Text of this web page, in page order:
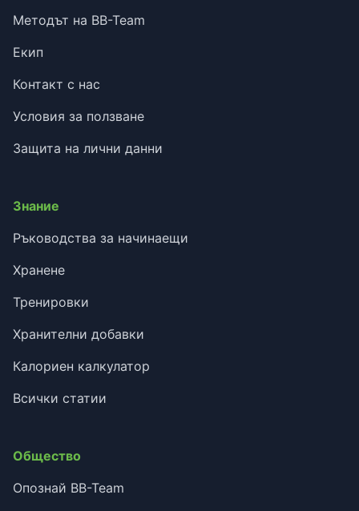
Методът на BB-Team
Екип
Контакт с нас
Условия за ползване
Защита на лични данни
Знание
Ръководства за начинаещи
Хранене
Тренировки
Хранителни добавки
Калориен калкулатор
Всички статии
Общество
Опознай BB-Team